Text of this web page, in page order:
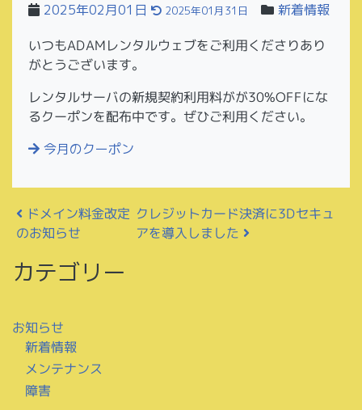
2025年02月01日 2025年01月31日 新着情報
いつもADAMレンタルウェブをご利用くださりあり
がとうございます。
レンタルサーバの新規契約利用料がが30%OFFにな
るクーポンを配布中です。ぜひご利用ください。
今月のクーポン
投稿ナビゲーション
ドメイン料金改定
のお知らせ
クレジットカード決済に3Dセキュ
アを導入しました
カテゴリー
お知らせ
新着情報
メンテナンス
障害